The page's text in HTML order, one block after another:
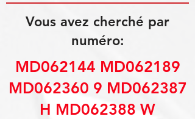
Vous avez cherché par
numéro:
MD062144 MD062189
MD062360 9 MD062387
H MD062388 W